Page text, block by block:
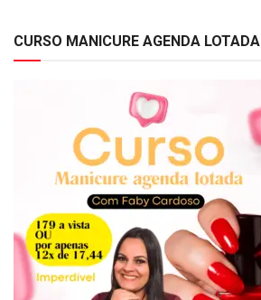
CURSO MANICURE AGENDA LOTADA